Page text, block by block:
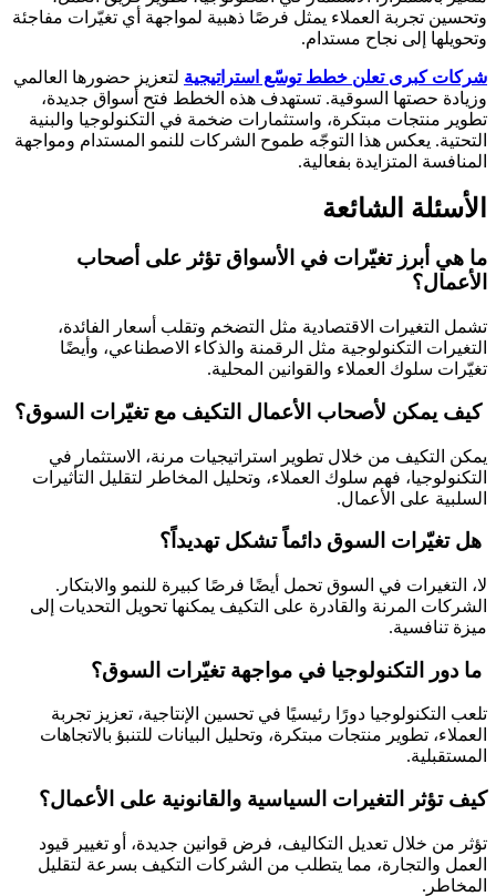
وتحسين تجربة العملاء يمثل فرصًا ذهبية لمواجهة أي تغيّرات مفاجئة
وتحويلها إلى نجاح مستدام.
شركات كبرى تعلن خطط توسّع استراتيجية لتعزيز حضورها العالمي
وزيادة حصتها السوقية. تستهدف هذه الخطط فتح أسواق جديدة،
تطوير منتجات مبتكرة، واستثمارات ضخمة في التكنولوجيا والبنية
التحتية. يعكس هذا التوجّه طموح الشركات للنمو المستدام ومواجهة
المنافسة المتزايدة بفعالية.
الأسئلة الشائعة
ما هي أبرز تغيّرات في الأسواق تؤثر على أصحاب
الأعمال؟
تشمل التغيرات الاقتصادية مثل التضخم وتقلب أسعار الفائدة،
التغيرات التكنولوجية مثل الرقمنة والذكاء الاصطناعي، وأيضًا
تغيّرات سلوك العملاء والقوانين المحلية.
كيف يمكن لأصحاب الأعمال التكيف مع تغيّرات السوق؟
يمكن التكيف من خلال تطوير استراتيجيات مرنة، الاستثمار في
التكنولوجيا، فهم سلوك العملاء، وتحليل المخاطر لتقليل التأثيرات
السلبية على الأعمال.
هل تغيّرات السوق دائماً تشكل تهديداً؟
لا، التغيرات في السوق تحمل أيضًا فرصًا كبيرة للنمو والابتكار.
الشركات المرنة والقادرة على التكيف يمكنها تحويل التحديات إلى
ميزة تنافسية.
ما دور التكنولوجيا في مواجهة تغيّرات السوق؟
تلعب التكنولوجيا دورًا رئيسيًا في تحسين الإنتاجية، تعزيز تجربة
العملاء، تطوير منتجات مبتكرة، وتحليل البيانات للتنبؤ بالاتجاهات
المستقبلية.
كيف تؤثر التغيرات السياسية والقانونية على الأعمال؟
تؤثر من خلال تعديل التكاليف، فرض قوانين جديدة، أو تغيير قيود
العمل والتجارة، مما يتطلب من الشركات التكيف بسرعة لتقليل
المخاطر.